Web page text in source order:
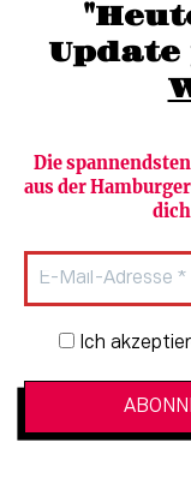
Die
aus der
Newsletter-
Ich
Newsletter abonnieren
HAMBURG PUR